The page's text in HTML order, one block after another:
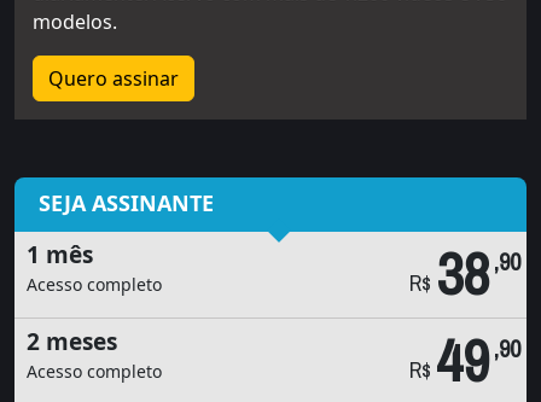
modelos.
Quero assinar
SEJA ASSINANTE
1 mês
Acesso completo R$ 38,90
2 meses
Acesso completo R$ 49,90